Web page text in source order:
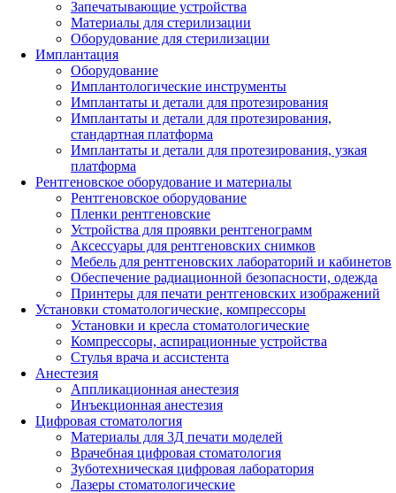
Запечатывающие устройства
Материалы для стерилизации
Оборудование для стерилизации
Имплантация
Оборудование
Имплантологические инструменты
Имплантаты и детали для протезирования
Имплантаты и детали для протезирования,
стандартная платформа
Имплантаты и детали для протезирования, узкая
платформа
Рентгеновское оборудование и материалы
Рентгеновское оборудование
Пленки рентгеновские
Устройства для проявки рентгенограмм
Аксессуары для рентгеновских снимков
Мебель для рентгеновских лабораторий и кабинетов
Обеспечение радиационной безопасности, одежда
Принтеры для печати рентгеновских изображений
Установки стоматологические, компрессоры
Установки и кресла стоматологические
Компрессоры, аспирационные устройства
Стулья врача и ассистента
Анестезия
Аппликационная анестезия
Инъекционная анестезия
Цифровая стоматология
Материалы для 3Д печати моделей
Врачебная цифровая стоматология
Зуботехническая цифровая лаборатория
Лазеры стоматологические